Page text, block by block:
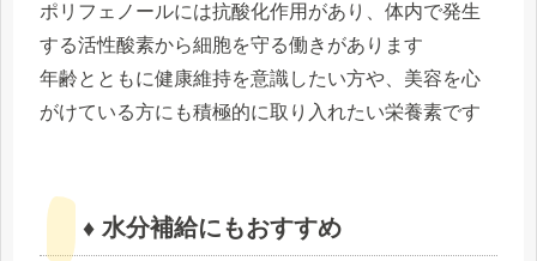
ポリフェノールには抗酸化作用があり、体内で発生
する活性酸素から細胞を守る働きがあります
年齢とともに健康維持を意識したい方や、美容を心
がけている方にも積極的に取り入れたい栄養素です
♦ 水分補給にもおすすめ